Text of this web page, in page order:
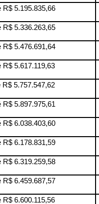
R$ 5.195.835,66
R$ 5.336.263,65
R$ 5.476.691,64
R$ 5.617.119,63
R$ 5.757.547,62
R$ 5.897.975,61
R$ 6.038.403,60
R$ 6.178.831,59
R$ 6.319.259,58
R$ 6.459.687,57
R$ 6.600.115,56